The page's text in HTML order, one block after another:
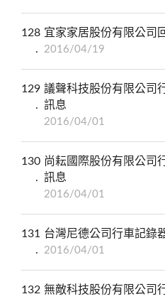
128 宜家家居股份有限公司
2016/04/19
129 議聲科技股份有限公司
訊息
2016/04/01
130 尚耘國際股份有限公司
訊息
2016/04/01
131 台灣尼德公司行車記錄
2016/04/01
132 無敵科技股份有限公司